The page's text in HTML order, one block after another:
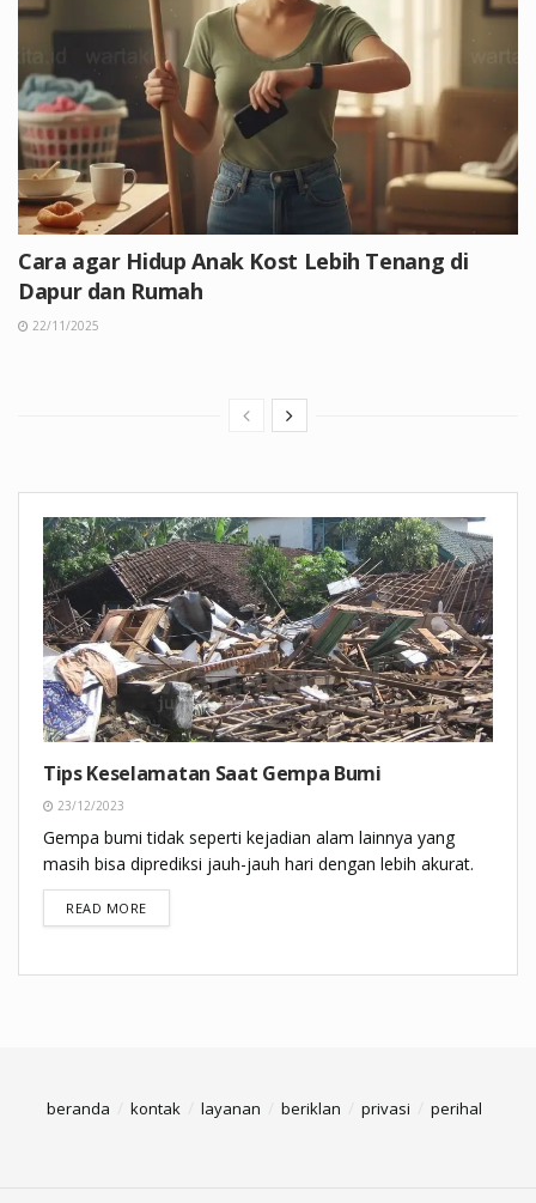
Cara agar Hidup Anak Kost Lebih Tenang di
Dapur dan Rumah
22/11/2025
Tips Keselamatan Saat Gempa Bumi
23/12/2023
Gempa bumi tidak seperti kejadian alam lainnya yang
masih bisa diprediksi jauh-jauh hari dengan lebih akurat.
READ MOREDETAILS
beranda kontak layanan beriklan privasi perihal